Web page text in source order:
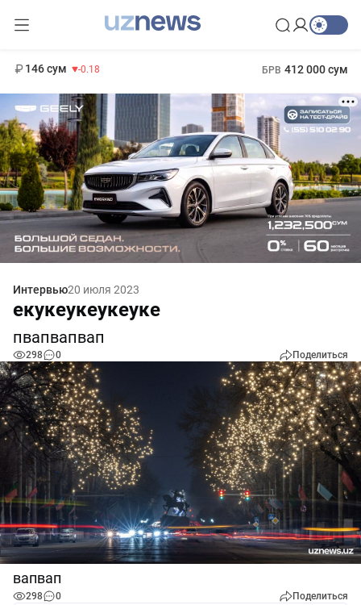
146 сум -0.18 БРВ 412 000 сум
Интервью20 июля 2023
екукеукеукеуке
пвапвапвап
298 0 Поделиться
вапвап
298 0 Поделиться